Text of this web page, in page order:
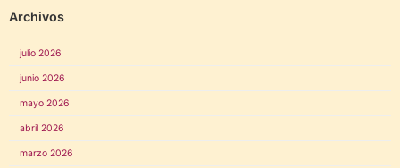
Archivos
julio 2026
junio 2026
mayo 2026
abril 2026
marzo 2026